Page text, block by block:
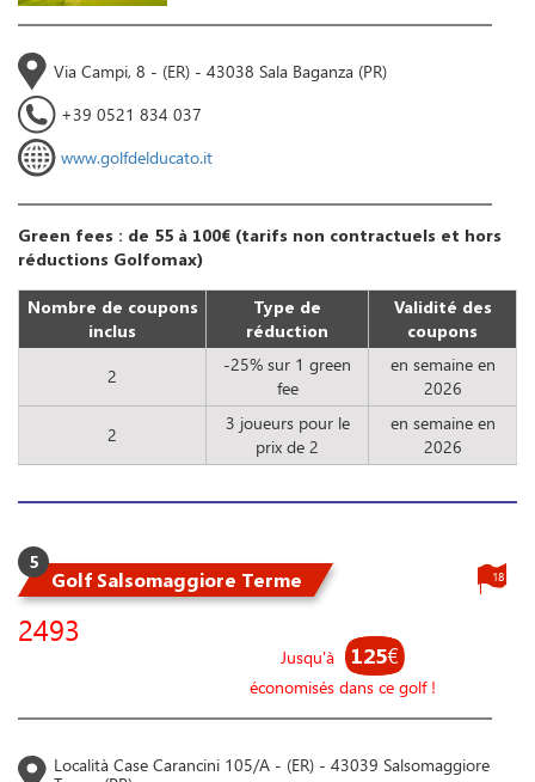
Via Campi, 8 - (ER) - 43038 Sala Baganza (PR)
+39 0521 834 037
www.golfdelducato.it
Green fees : de 55 à 100€ (tarifs non contractuels et hors
réductions Golfomax)
Nombre de coupons
inclus
Type de
réduction
Validité des
coupons
2
-25% sur 1 green
fee
en semaine en
2026
2
3 joueurs pour le
prix de 2
en semaine en
2026
5
Golf Salsomaggiore Terme
2493
Jusqu'à 125€
économisés dans ce golf !
18
Località Case Carancini 105/A - (ER) - 43039 Salsomaggiore